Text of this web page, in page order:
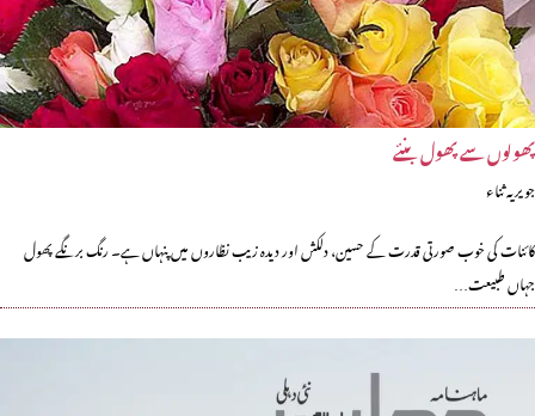
پھولوں سے پھول بنئے
جویریہ ثناء
کائنات کی خوب صورتی قدرت کے حسین، دلکش اور دیدہ زیب نظاروں میں پنہاں ہے۔ رنگ برنگے پھول
جہاں طبیعت…